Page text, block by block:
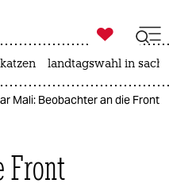

taz zahl ich
katzen landtagswahl in
Mali: Beobachter an die Front
Front